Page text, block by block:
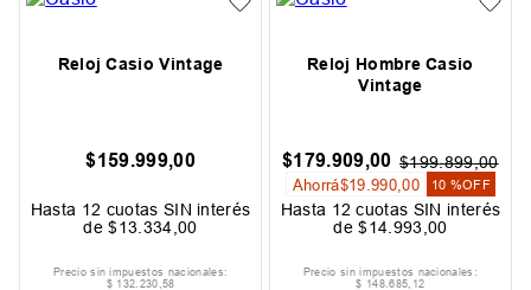
Reloj Casio Vintage
$159.999,00
Hasta 12 cuotas SIN interés
de$13 334 ,00
Precio sin impuestos nacionales:
$ 132.230,58
Reloj Hombre Casio
Vintage
$179.909,00 $199.899,00
Ahorrá$19 990,00 10 %OFF
Hasta 12 cuotas SIN interés
de$14 993 00
Precio sin impuestos nacionales:
$ 148.685, 12